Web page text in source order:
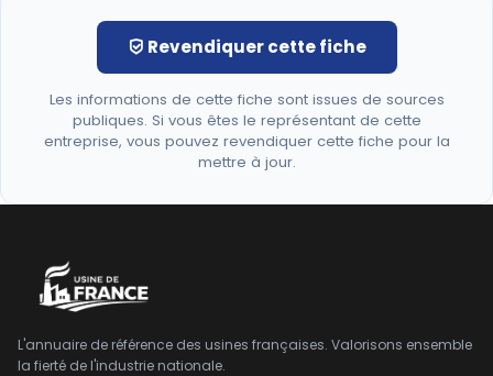
Revendiquer cette fiche
Les informations de cette fiche sont issues de sources
publiques. Si vous êtes le représentant de cette
entreprise, vous pouvez revendiquer cette fiche pour la
mettre à jour.
L'annuaire de référence des usines françaises. Valorisons ensemble
la fierté de l'industrie nationale.